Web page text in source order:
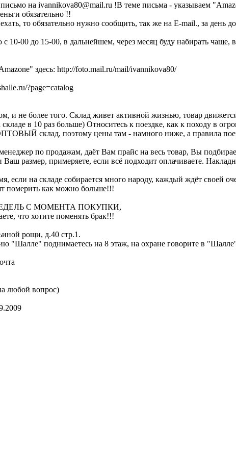
ivannikova80@mail.ru !В теме письма - указываем
обязательно !!
то обязательно нужно сообщить, так же на Е-mail., за день
с 10-00 до 15-00, в дальнейшем, через месяц буду набирать
здесь: http://foto.mail.ru/mail/ivannikova80/
?page=catalog
и не более того. Склад живет активной жизнью, товар
складе в 10 раз больше) Относитесь к поездке, как к походу в
склад, поэтому цены там - намного ниже, а правила
по продажам, даёт Вам прайс на весь товар, Вы
размер, примеряете, если всё подходит оплачиваете.
если на складе собирается много народу, каждый ждёт своей
померить как можно больше!!!
НЕДЕЛЬ С МОМЕНТА ПОКУПКИ,
что хотите поменять брак!!!
рощи, д.40 стр.1.
"Шалле" поднимаетесь на 8 этаж, на охране говорите в
любой вопрос)